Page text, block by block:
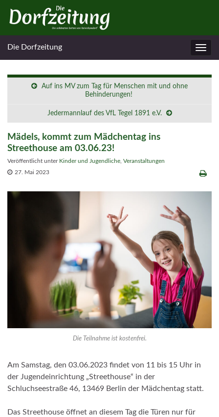
Die Dorfzeitung
Auf ins MV zum Tag für Menschen mit und ohne
Behinderungen!
Jedermannlauf des VfL Tegel 1891 e.V.
Mädels, kommt zum Mädchentag ins
Streethouse am 03.06.23!
Veröffentlicht unter Kinder und Jugendliche Veranstaltungen
27. Mai 2023
Die Teilnahme ist kostenfrei.
Am Samstag, den 03.06.2023 findet von 11 bis 15 Uhr in
der Jugendeinrichtung „Streethouse“ in der
Schluchseestraße 46, 13469 Berlin der Mädchentag statt.
Das Streethouse öffnet an diesem Tag die Türen nur für